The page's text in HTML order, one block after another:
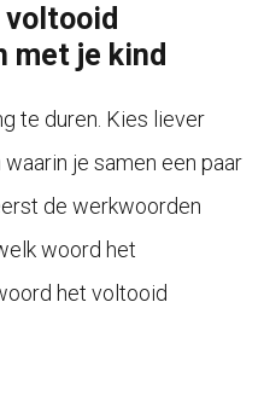
voltooid
met je kind
te duren. Kies liever
je samen een paar
de werkwoorden
woord het
het voltooid